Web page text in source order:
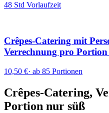
48 Std Vorlaufzeit
Crêpes-Catering mit
Verrechnung pro
10,50 €· ab 85 Portionen
Crêpes-Catering,
Portion nur süß